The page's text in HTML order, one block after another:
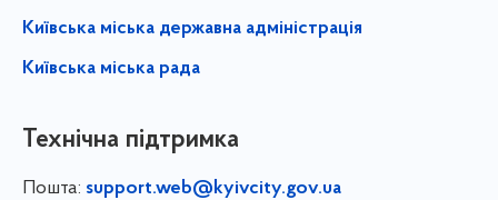
Київська міська державна адміністрація
Київська міська рада
Технічна підтримка
Пошта: support.web@kyivcity.gov.ua